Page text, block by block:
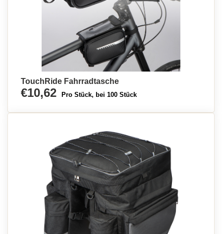
TouchRide Fahrradtasche
€10,62 Pro Stück, bei 100 Stück